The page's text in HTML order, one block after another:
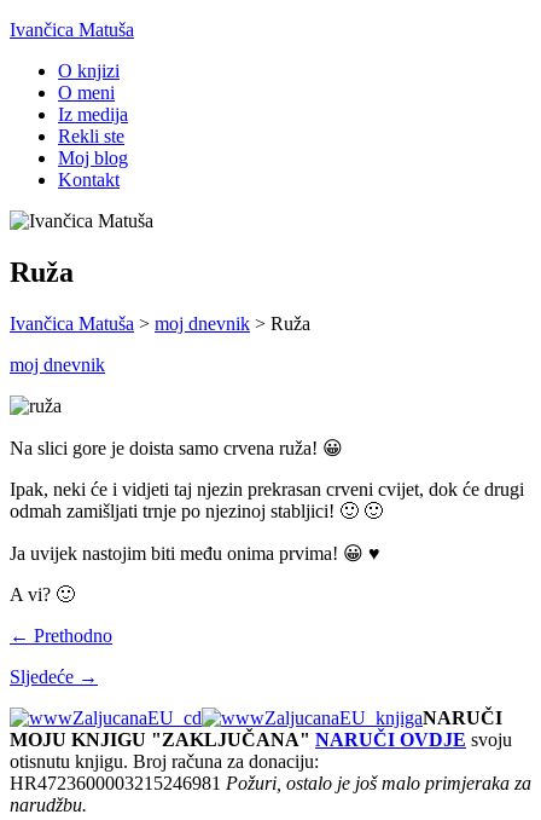
Ivančica Matuša
O knjizi
O meni
Iz medija
Rekli ste
Moj blog
Kontakt
Ruža
Ivančica Matuša > moj dnevnik > Ruža
moj dnevnik
Na slici gore je doista samo crvena ruža! 😀
Ipak, neki će i vidjeti taj njezin prekrasan crveni cvijet, dok će drugi
odmah zamišljati trnje po njezinoj stabljici! 🙂 🙂
Ja uvijek nastojim biti među onima prvima! 😀 ♥
A vi? 🙂
← Prethodno
Sljedeće →
NARUČI
MOJU KNJIGU "ZAKLJUČANA" NARUČI OVDJE svoju
otisnutu knjigu. Broj računa za donaciju:
HR4723600003215246981 Požuri, ostalo je još malo primjeraka za
narudžbu.